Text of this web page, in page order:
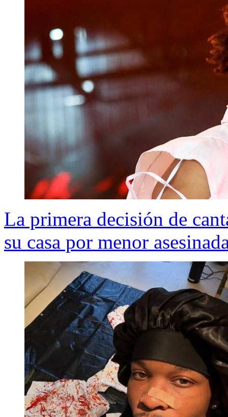
La primera decisión de
su casa por menor